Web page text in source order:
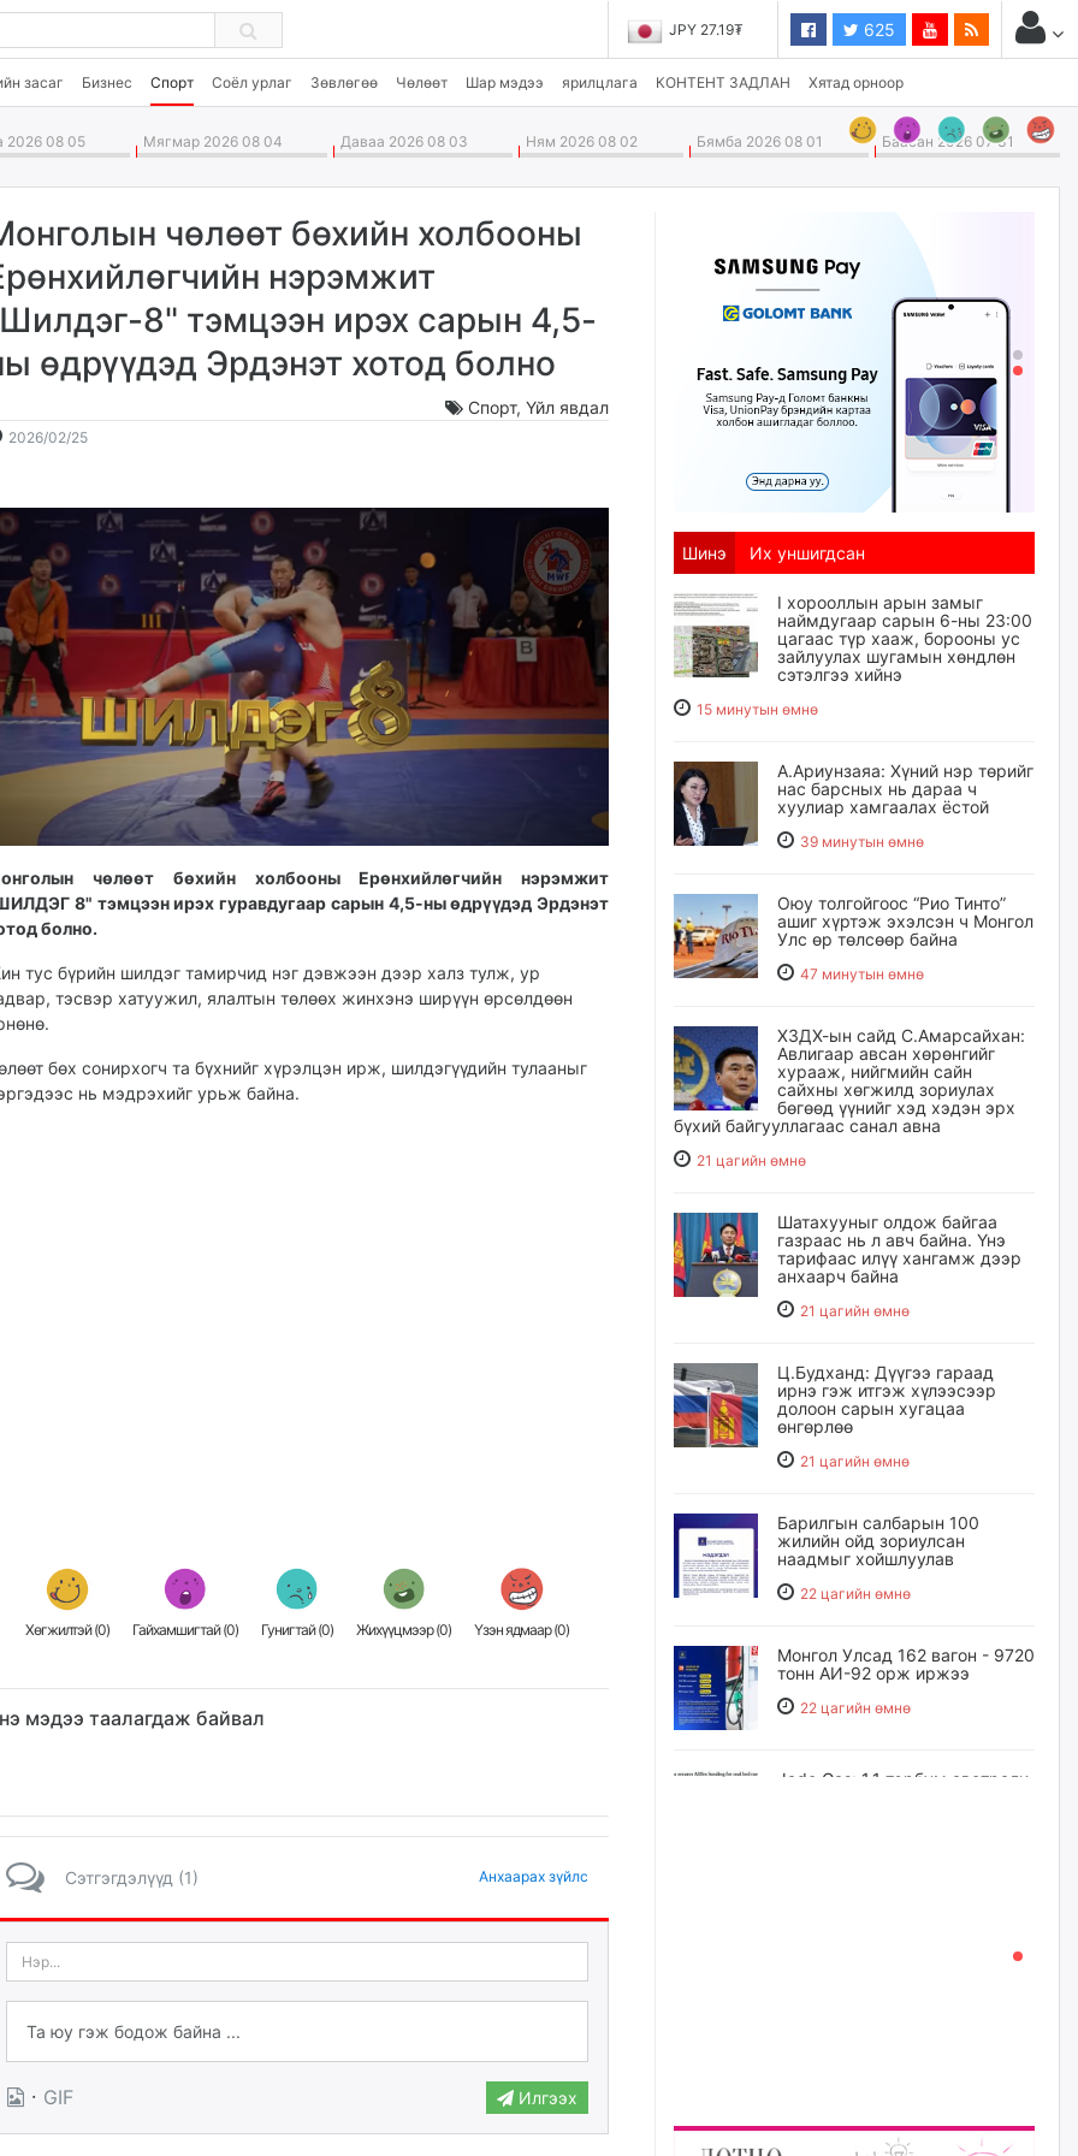
JPY 27.19₮ 625
засаг Бизнес Спорт Соёл урлаг Зөвлөгөө Чөлөөт Шар мэдээ ярилцлага КОНТЕНТ ЗАДЛАН Хятад орноор
2026 08 05 Мягмар 2026 08 04 Даваа 2026 08 03 Ням 2026 08 02 Бямба 2026 08 01 Баасан 2026 07 31
чөлөөт бөхийн холбооны
нэрэмжит
8" тэмцээн ирэх сарын 4,5-
өдрүүдэд Эрдэнэт хотод болно
Спорт,Үйл явдал
2026/02/252026-
09:04:05
2026-
10:46:55
чөлөөт бөхийн холбооны Ерөнхийлөгчийн нэрэмжит
8" тэмцээн ирэх гуравдугаар сарын 4,5-ны өдрүүдэд Эрдэнэт
болно.
тус бүрийн шилдэг тамирчид нэг дэвжээн дээр халз тулж, ур
тэсвэр хатуужил, ялалтын төлөөх жинхэнэ ширүүн өрсөлдөөн
бөх сонирхогч та бүхнийг хүрэлцэн ирж, шилдэгүүдийн тулааныг
нь мэдрэхийг урьж байна.
Хөгжилтэй (0) Гайхамшигтай (0) Гунигтай (0) Жихүүцмээр (0) Үзэн ядмаар (0)
мэдээ таалагдаж байвал
Сэтгэгдэлүүд (1) Анхаарах зүйлс
· GIF Илгээх
Шинэ Их уншигдсан
I хорооллын арын замыг
наймдугаар сарын 6-ны 23:00
цагаас түр хааж, борооны ус
зайлуулах шугамын хөндлөн
сэтэлгээ хийнэ
15 минутын өмнө
А.Ариунзаяа: Хүний нэр төрийг
нас барсных нь дараа ч
хуулиар хамгаалах ёстой
39 минутын өмнө
Оюу толгойгоос “Рио Тинто”
ашиг хүртэж эхэлсэн ч Монгол
Улс өр төлсөөр байна
47 минутын өмнө
ХЗДХ-ын сайд С.Амарсайхан:
Авлигаар авсан хөрөнгийг
хурааж, нийгмийн сайн
сайхны хөгжилд зориулах
бөгөөд үүнийг хэд хэдэн эрх
бүхий байгууллагаас санал авна
21 цагийн өмнө
Шатахууныг олдож байгаа
газраас нь л авч байна. Үнэ
тарифаас илүү хангамж дээр
анхаарч байна
21 цагийн өмнө
Ц.Будханд: Дүүгээ гараад
ирнэ гэж итгэж хүлээсээр
долоон сарын хугацаа
өнгөрлөө
21 цагийн өмнө
Барилгын салбарын 100
жилийн ойд зориулсан
наадмыг хойшлуулав
22 цагийн өмнө
Монгол Улсад 162 вагон - 9720
тонн АИ-92 орж иржээ
22 цагийн өмнө
Jade Gas: 1.1 тэрбум австрали
Д.Будзаан: Хүүхдийн эсрэг
бэлгийн хүчирхийлэл үйлдвэл